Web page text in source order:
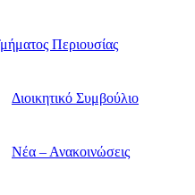
Περιουσίας
Διοικητικό Συμβούλιο
Νέα – Ανακοινώσεις